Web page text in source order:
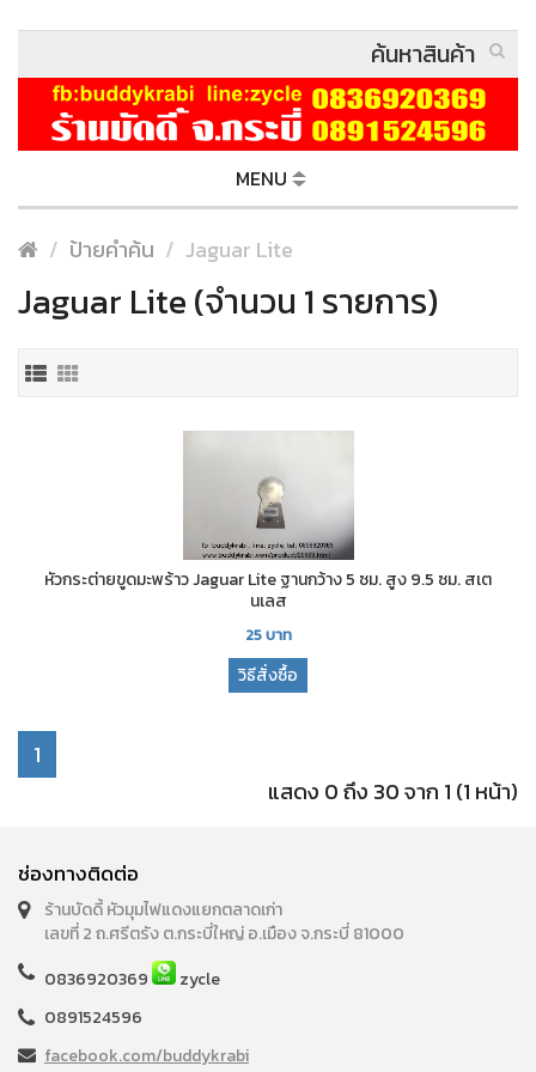
MENU
ป้ายคำค้น Jaguar Lite
Jaguar Lite (จำนวน 1 รายการ)
หัวกระต่ายขูดมะพร้าว Jaguar Lite ฐานกว้าง 5 ซม. สูง 9.5 ซม. สเต
นเลส
25บาท
วิธีสั่งซื้อ
1
แสดง 0 ถึง 30 จาก 1 (1 หน้า)
ช่องทางติดต่อ
ร้านบัดดี้ หัวมุมไฟแดงแยกตลาดเก่า
เลขที่ 2 ถ.ศรีตรัง ต.กระบี่ใหญ่ อ.เมือง จ.กระบี่ 81000
0836920369
zycle
0891524596
facebook.com/buddykrabi